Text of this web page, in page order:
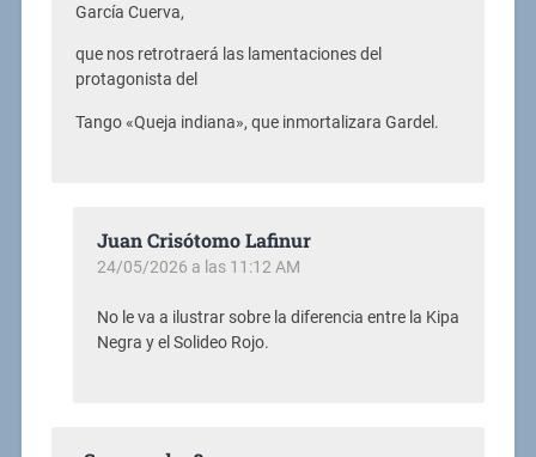
García Cuerva,
que nos retrotraerá las lamentaciones del
protagonista del
Tango «Queja indiana», que inmortalizara Gardel.
Juan Crisótomo Lafinur
24/05/2026 a las 11:12 AM
No le va a ilustrar sobre la diferencia entre la Kipa
Negra y el Solideo Rojo.